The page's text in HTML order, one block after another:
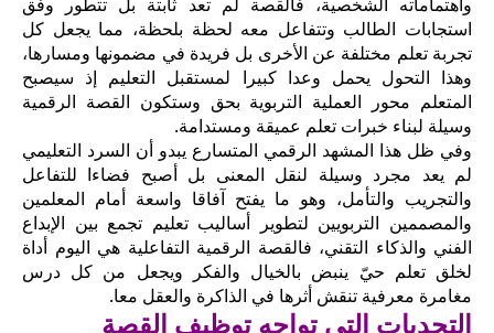
استجابات الطالب وتتفاعل معه لحظة بلحظة، مما يجعل كل
تجربة تعلم مختلفة عن الأخرى بل فريدة في مضمونها ومسارها،
وهذا التحول يحمل وعدا كبيرا لمستقبل التعليم إذ سيصبح
المتعلم محور العملية التربوية بحق وستكون القصة الرقمية
وسيلة لبناء خبرات تعلم عميقة ومستدامة.
وفي ظل هذا المشهد الرقمي المتسارع يبدو أن السرد التعليمي
لم يعد مجرد وسيلة لنقل المعنى بل أصبح فضاءا للتفاعل
والتجريب والتأمل، وهو ما يفتح آفاقا واسعة أمام المعلمين
والمصممين التربويين لتطوير أساليب تعليم تجمع بين الإبداع
الفني والذكاء التقني، فالقصة الرقمية التفاعلية هي اليوم أداة
لخلق تعلم حيّ ينبض بالخيال والفكر ويجعل من كل درس
مغامرة معرفية تنقش أثرها في الذاكرة والعقل معا.
التحديات التي تواجه توظيف القصة